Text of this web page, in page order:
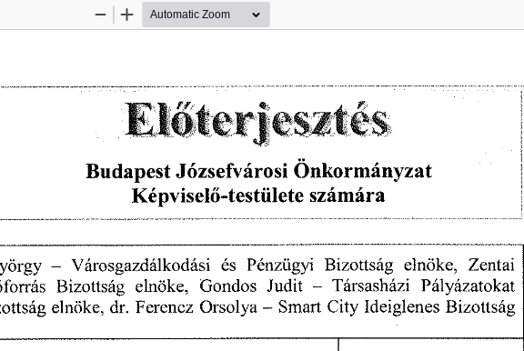
Zoom
Zoom
Budapest Józsefvárosi
  Önkormányzat
Képviselő-testülete
  számára
  -   Városgazdálkodási
   és
   Pénzügyi
   Bizottság
   elnöke,
   Zentai
  Bizottság
   elnöke,
   Gondos
  Judit
   -   Társasházi
   Pályázatokat
  elnöke,
  dr.
  Ferencz
  Orsolya
  -  Smart
  City
  Ideiglenes
  Bizottság